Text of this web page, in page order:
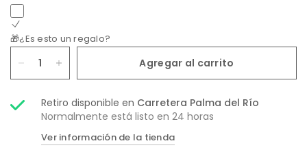
🎁¿Es esto un regalo?
Agregar al carrito
Retiro disponible en Carretera Palma del Río
Normalmente está listo en 24 horas
Ver información de la tienda